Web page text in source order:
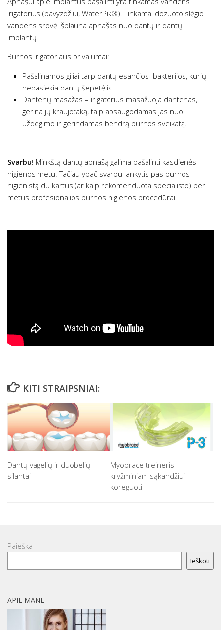
irigatorius (pavyzdžiui, WaterPik®). Tinkamai dozuoto slėgio
vandens srovė išplauna apnašas nuo dantų ir dantų
implantų.
Burnos irigatoriaus privalumai:
Pašalinamos giliai tarp dantų esančios bakterijos, kurių
nepasiekia dantų šepetėlis.
Dantenų masažas – irigatorius masažuoja dantenas,
gerina jų kraujotaką, taip apsaugodamas jas nuo
uždegimo ir gerindamas bendrą burnos sveikatą.
Svarbu! Minkštą dantų apnašą galima pašalinti kasdienės
higienos metu. Tačiau ypač svarbu lankytis pas burnos
higienistą du kartus (ar kaip rekomenduota specialisto) per
metus profesionalios burnos higienos procedūrai.
KITI STRAIPSNIAI:
Dantų vagelių ir duobelių
silantai
Myobrace treineris
kryžminiam sąkandžiui
koreguoti
Paieška
Ieškoti
APIE MANE